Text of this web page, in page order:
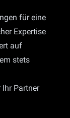
für eine
Expertise
auf
stets
Partner